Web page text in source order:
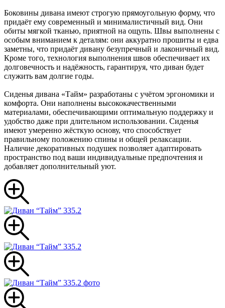
Боковины дивана имеют строгую прямоугольную форму, что
придаёт ему современный и минималистичный вид. Они
обиты мягкой тканью, приятной на ощупь. Швы выполнены с
особым вниманием к деталям: они аккуратно прошиты и едва
заметны, что придаёт дивану безупречный и лаконичный вид.
Кроме того, технология выполнения швов обеспечивает их
долговечность и надёжность, гарантируя, что диван будет
служить вам долгие годы.
Сиденья дивана «Тайм» разработаны с учётом эргономики и
комфорта. Они наполнены высококачественными
материалами, обеспечивающими оптимальную поддержку и
удобство даже при длительном использовании. Сиденья
имеют умеренно жёсткую основу, что способствует
правильному положению спины и общей релаксации.
Наличие декоративных подушек позволяет адаптировать
пространство под ваши индивидуальные предпочтения и
добавляет дополнительный уют.